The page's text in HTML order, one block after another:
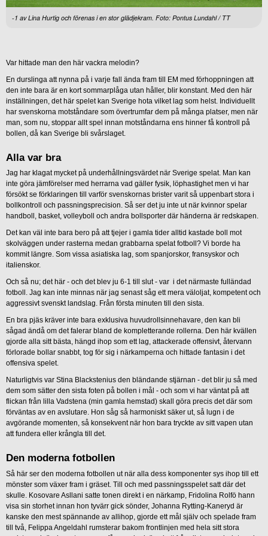
-1 av Lina Hurtig och förenas i en stor glädjekram. Foto: Pontus Lundahl / TT
Var hittade man den här vackra melodin?
En durslinga att nynna på i varje fall ända fram till EM med förhoppningen att
den inte bara är en kort sommarplåga utan håller, blir konstant. Med den här
inställningen, det här spelet kan Sverige hota vilket lag som helst. Individuellt
har svenskorna motståndare som övertrumfar dem på många platser, men när
man, som nu, stoppar allt spel innan motståndarna ens hinner få kontroll på
bollen, då kan Sverige bli svårslaget.
Alla var bra
Jag har klagat mycket på underhållningsvärdet när Sverige spelat. Man kan
inte göra jämförelser med herrarna vad gäller fysik, löphastighet men vi har
försökt se förklaringen till varför svenskornas brister varit så uppenbart stora i
bollkontroll och passningsprecision. Så ser det ju inte ut när kvinnor spelar
handboll, basket, volleyboll och andra bollsporter där händerna är redskapen.
Det kan väl inte bara bero på att tjejer i gamla tider alltid kastade boll mot
skolväggen under rasterna medan grabbarna spelat fotboll? Vi borde ha
kommit längre. Som vissa asiatiska lag, som spanjorskor, fransyskor och
italienskor.
Och så nu; det här - och det blev ju 6-1 till slut - var i det närmaste fulländad
fotboll. Jag kan inte minnas när jag senast såg ett mera väloljat, kompetent och
aggressivt svenskt landslag. Från första minuten till den sista.
En bra pjäs kräver inte bara exklusiva huvudrollsinnehavare, den kan bli
sågad ändå om det falerar bland de kompletterande rollerna. Den här kvällen
gjorde alla sitt bästa, hängd ihop som ett lag, attackerade offensivt, återvann
förlorade bollar snabbt, tog för sig i närkamperna och hittade fantasin i det
offensiva spelet.
Naturligtvis var Stina Blackstenius den bländande stjärnan - det blir ju så med
dem som sätter den sista foten på bollen i mål - och som vi har väntat på att
flickan från lilla Vadstena (min gamla hemstad) skall göra precis det där som
förväntas av en avslutare. Hon såg så harmoniskt säker ut, så lugn i de
avgörande momenten, så konsekvent när hon bara tryckte av sitt vapen utan
att fundera eller krångla till det.
Den moderna fotbollen
Så här ser den moderna fotbollen ut när alla dess komponenter sys ihop till ett
mönster som växer fram i gräset. Till och med passningsspelet satt där det
skulle. Kosovare Asllani satte tonen direkt i en närkamp, Fridolina Rolfö hann
visa sin storhet innan hon tyvärr gick sönder, Johanna Rytting-Kaneryd är
kanske den mest spännande av allihop, gjorde ett mål själv och spelade fram
till två, Felippa Angeldahl rumsterar bakom frontlinjen med hela sitt stora